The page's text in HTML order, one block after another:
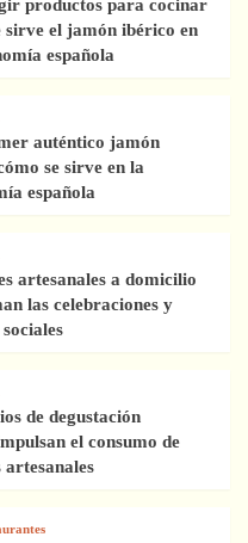
productos para cocinar
sirve el jamón ibérico en
española
auténtico jamón
se sirve en la
española
artesanales a domicilio
las celebraciones y
de degustación
el consumo de
artesanales